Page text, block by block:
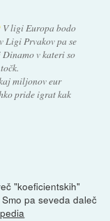
V ligi Europa bodo
Ligi Prvakov pa se
v kateri so
miljonov eur
pride igrat kak
"koeficientskih"
pa seveda daleč